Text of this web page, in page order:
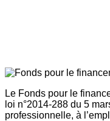
Le Fonds pour le
loi n°2014-288 du 5
professionnelle, à